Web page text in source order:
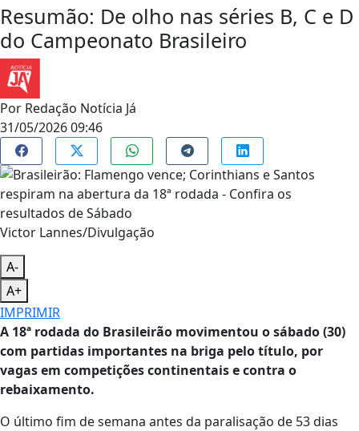
Resumão: De olho nas séries B, C e D
do Campeonato Brasileiro
Por Redação Notícia Já
31/05/2026 09:46
Victor Lannes/Divulgação
A-
A+
IMPRIMIR
A 18ª rodada do Brasileirão movimentou o sábado (30)
com partidas importantes na briga pelo título, por
vagas em competições continentais e contra o
rebaixamento.
O último fim de semana antes da paralisação de 53 dias